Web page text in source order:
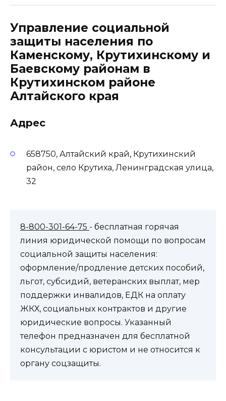
Управление социальной
защиты населения по
Каменскому, Крутихинскому и
Баевскому районам в
Крутихинском районе
Алтайского края
Адрес
658750, Алтайский край, Крутихинский
район, село Крутиха, Ленинградская улица,
32
8-800-301-64-75 - бесплатная горячая
линия юридической помощи по вопросам
социальной защиты населения:
оформление/продление детских пособий,
льгот, субсидий, ветеранских выплат, мер
поддержки инвалидов, ЕДК на оплату
ЖКХ, социальных контрактов и другие
юридические вопросы. Указанный
телефон предназначен для бесплатной
консультации с юристом и не относится к
органу соцзащиты.